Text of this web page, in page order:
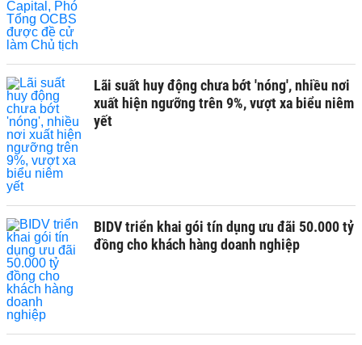
Lãi suất huy động chưa bớt 'nóng', nhiều nơi
xuất hiện ngưỡng trên 9%, vượt xa biểu niêm
yết
BIDV triển khai gói tín dụng ưu đãi 50.000 tỷ
đồng cho khách hàng doanh nghiệp